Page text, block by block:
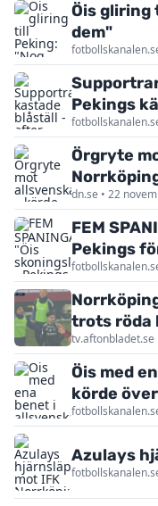
Öis
dem"
Pekings
Örgryte
dn.se • 22
FEM
Pekings
trots röda
tv.aftonbladet.se
Öis med
körde
Azulays